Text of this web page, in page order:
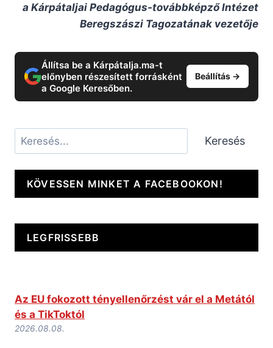
a Kárpátaljai Pedagógus-továbbképző Intézet
Beregszászi Tagozatának vezetője
Állítsa be a Kárpátalja.ma-t
előnyben részesített forrásként
a Google Keresőben.
Beállítás →
Keresés Keresés
KÖVESSEN MINKET A FACEBOOKON!
LEGFRISSEBB
Az EU fokozott tényellenőrzést vár el a Metától
és a TikToktól
2026.08.08.